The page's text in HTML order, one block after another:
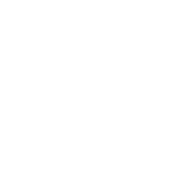
= q_t
= k_t
= v_t